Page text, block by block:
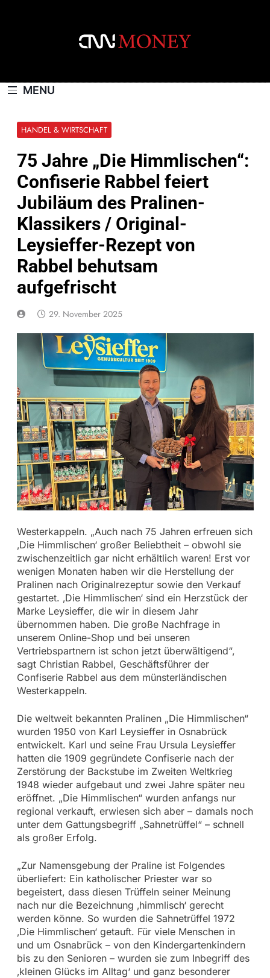
MENU
HANDEL & WIRTSCHAFT
75 Jahre „Die Himmlischen“:
Confiserie Rabbel feiert
Jubiläum des Pralinen-
Klassikers / Original-
Leysieffer-Rezept von
Rabbel behutsam
aufgefrischt
29. November 2025
Westerkappeln. „Auch nach 75 Jahren erfreuen sich
‚Die Himmlischen‘ großer Beliebtheit – obwohl sie
zwischenzeitlich gar nicht erhältlich waren! Erst vor
wenigen Monaten haben wir die Herstellung der
Pralinen nach Originalrezeptur sowie den Verkauf
gestartet. ‚Die Himmlischen‘ sind ein Herzstück der
Marke Leysieffer, die wir in diesem Jahr
übernommen haben. Die große Nachfrage in
unserem Online-Shop und bei unseren
Vertriebspartnern ist schon jetzt überwältigend“,
sagt Christian Rabbel, Geschäftsführer der
Confiserie Rabbel aus dem münsterländischen
Westerkappeln.
Die weltweit bekannten Pralinen „Die Himmlischen“
wurden 1950 von Karl Leysieffer in Osnabrück
entwickelt. Karl und seine Frau Ursula Leysieffer
hatten die 1909 gegründete Confiserie nach der
Zerstörung der Backstube im Zweiten Weltkrieg
1948 wieder aufgebaut und zwei Jahre später neu
eröffnet. „Die Himmlischen“ wurden anfangs nur
regional verkauft, erwiesen sich aber – damals noch
unter dem Gattungsbegriff „Sahnetrüffel“ – schnell
als großer Erfolg.
„Zur Namensgebung der Praline ist Folgendes
überliefert: Ein katholischer Priester war so
begeistert, dass diesen Trüffeln seiner Meinung
nach nur die Bezeichnung ‚himmlisch‘ gerecht
werden könne. So wurden die Sahnetrüffel 1972
‚Die Himmlischen‘ getauft. Für viele Menschen in
und um Osnabrück – von den Kindergartenkindern
bis zu den Senioren – wurden sie zum Inbegriff des
‚kleinen Glücks im Alltag‘ und ganz besonderer